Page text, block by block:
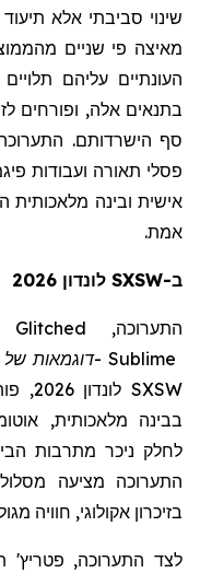
שינוי סביבתי אלא
מאיצה פי שניים
העונתיים עליהם
בתנאים אלה, ופורחים
סף הישרדותם.
פסלי תאורה ועבודות
אישית ובינה מלאכותית
אמת.
ב-SXSW לונדון 2026
התערוכה,
Sublime
-דוגמאות
SXSW
בבינה מלאכותית,
לחלק ניכר מתרבות
התערוכה מציעה
בזיכרון אקולוגי, חוויה
לצד התערוכה, פטריץ'